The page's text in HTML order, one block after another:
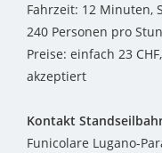
Fahrzeit: 12 Minuten,
240 Personen pro
Preise: einfach 23
akzeptiert
Kontakt
Funicolare Lugano-